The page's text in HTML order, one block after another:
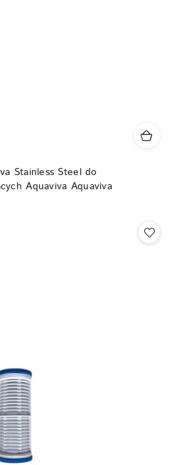
Stainless Steel do
Aquaviva Aquaviva